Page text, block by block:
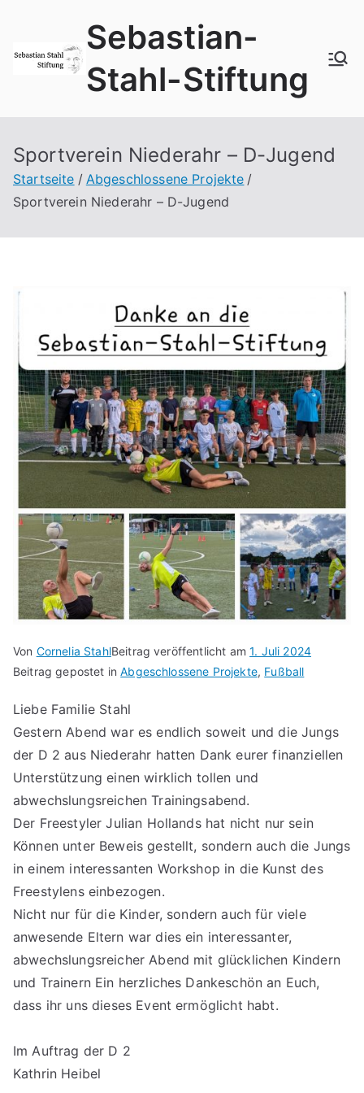
springen
Sebastian-
Stahl-Stiftung
Sportverein Niederahr – D-Jugend
Startseite
Abgeschlossene Projekte
Sportverein Niederahr – D-Jugend
Von Cornelia StahlBeitrag veröffentlicht am1. Juli 2024
Beitrag gepostet inAbgeschlossene Projekte, Fußball
Liebe Familie Stahl
Gestern Abend war es endlich soweit und die Jungs
der D 2 aus Niederahr hatten Dank eurer finanziellen
Unterstützung einen wirklich tollen und
abwechslungsreichen Trainingsabend.
Der Freestyler Julian Hollands hat nicht nur sein
Können unter Beweis gestellt, sondern auch die Jungs
in einem interessanten Workshop in die Kunst des
Freestylens einbezogen.
Nicht nur für die Kinder, sondern auch für viele
anwesende Eltern war dies ein interessanter,
abwechslungsreicher Abend mit glücklichen Kindern
und Trainern Ein herzliches Dankeschön an Euch,
dass ihr uns dieses Event ermöglicht habt.
Im Auftrag der D 2
Kathrin Heibel